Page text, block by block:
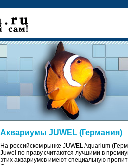
Аквариумы JUWEL (Германия)
На российском рынке JUWEL Aquarium
Juwel по праву считаются лучшими в
этих аквариумов имеют специальную